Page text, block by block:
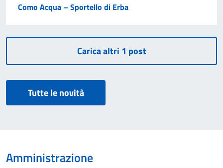
Como Acqua – Sportello di Erba
Tutte le novità
Amministrazione